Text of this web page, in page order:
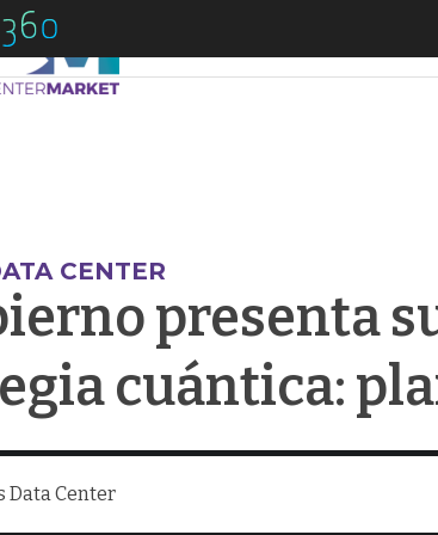
CENTER
presenta
cuántica:
Data Center